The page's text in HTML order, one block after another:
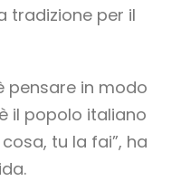
tradizione per il
pensare in modo
il popolo italiano
tu la fai”, ha